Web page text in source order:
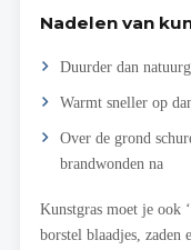
Nadelen van
Duurder dan
Warmt sneller op
Over de grond
brandwonden na
Kunstgras moet je ook
borstel blaadjes, zaden